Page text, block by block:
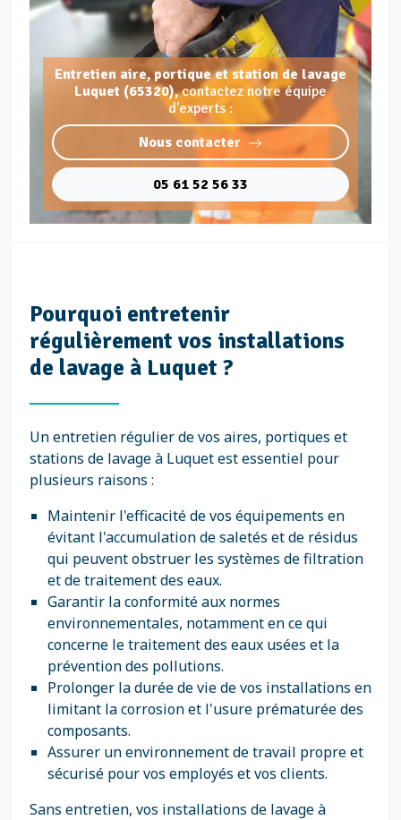
Entretien aire, portique et station de lavage
Luquet (65320),contactez notre équipe
d'experts :
Nous contacter
05 61 52 56 33
Pourquoi entretenir
régulièrement vos installations
de lavage à Luquet ?
Un entretien régulier de vos aires, portiques et
stations de lavage à Luquet est essentiel pour
plusieurs raisons :
Maintenir l'efficacité de vos équipements en
évitant l'accumulation de saletés et de résidus
qui peuvent obstruer les systèmes de filtration
et de traitement des eaux.
Garantir la conformité aux normes
environnementales, notamment en ce qui
concerne le traitement des eaux usées et la
prévention des pollutions.
Prolonger la durée de vie de vos installations en
limitant la corrosion et l'usure prématurée des
composants.
Assurer un environnement de travail propre et
sécurisé pour vos employés et vos clients.
Sans entretien, vos installations de lavage à